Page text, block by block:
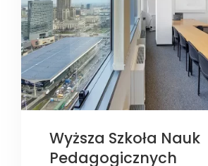
Wyższa Szkoła Nauk
Pedagogicznych